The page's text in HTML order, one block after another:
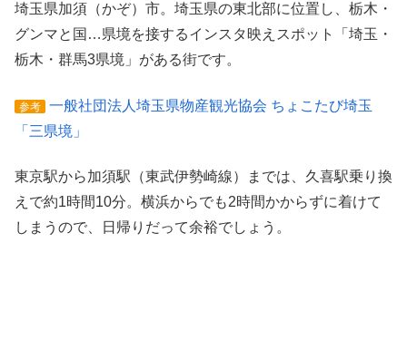
埼玉県加須（かぞ）市。埼玉県の東北部に位置し、栃木・
グンマと国…県境を接するインスタ映えスポット「埼玉・
栃木・群馬3県境」がある街です。
参考
一般社団法人埼玉県物産観光協会 ちょこたび埼玉
「三県境」
東京駅から加須駅（東武伊勢崎線）までは、久喜駅乗り換
えで約1時間10分。横浜からでも2時間かからずに着けて
しまうので、日帰りだって余裕でしょう。